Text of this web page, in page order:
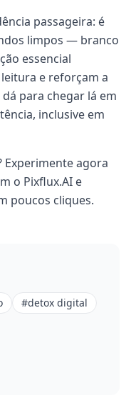
passageira: é
limpos — branco
essencial
e reforçam a
para chegar lá em
inclusive em
Experimente agora
o Pixflux.AI e
poucos cliques.
#detox digital